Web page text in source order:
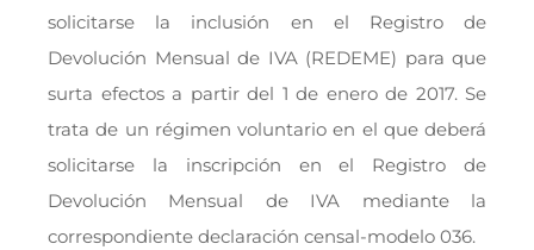
solicitarse la inclusión en el Registro de
Devolución Mensual de IVA (REDEME) para que
surta efectos a partir del 1 de enero de 2017. Se
trata de un régimen voluntario en el que deberá
solicitarse la inscripción en el Registro de
Devolución Mensual de IVA mediante la
correspondiente declaración censal-modelo 036.